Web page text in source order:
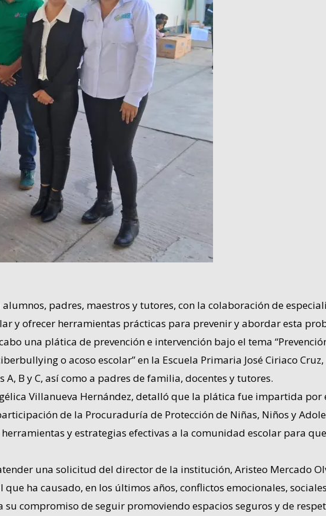
padres, maestros y tutores, con la colaboración de
y ofrecer herramientas prácticas para prevenir y abordar esta
una plática de prevención e intervención bajo el tema
o acoso escolar” en la Escuela Primaria José Ciriaco
B y C, así como a padres de familia, docentes y tutores.
Villanueva Hernández, detalló que la plática fue impartida
de la Procuraduría de Protección de Niñas, Niños y
y estrategias efectivas a la comunidad escolar para
una solicitud del director de la institución, Aristeo Mercado
ha causado, en los últimos años, conflictos emocionales,
su compromiso de seguir promoviendo espacios seguros y de